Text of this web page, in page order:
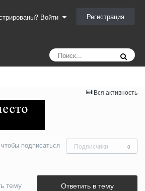
Войти Регистрация
Вся активность
подписаться Подписчики 0
Ответить в тему
тему